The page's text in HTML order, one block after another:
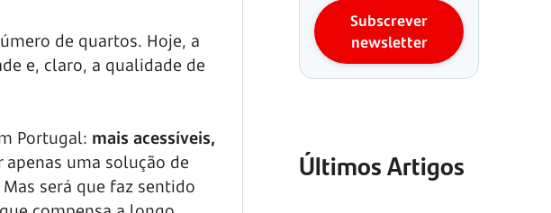
de quartos. Hoje, a
e, claro, a qualidade de
Portugal: mais acessíveis,
apenas uma solução de
será que faz sentido
Subscrever
newsletter
Últimos Artigos